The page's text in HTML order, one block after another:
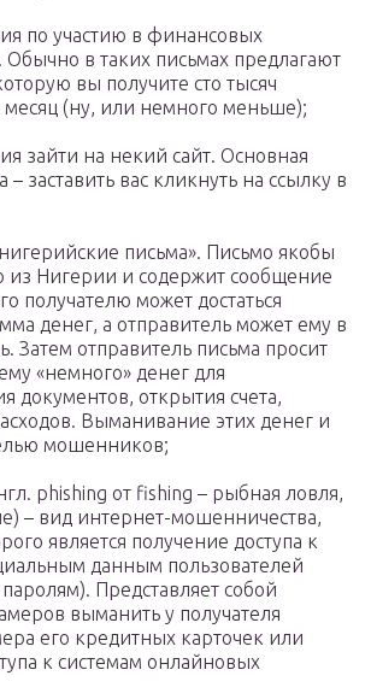
по участию в финансовых
Обычно в таких письмах предлагают
вы получите сто тысяч
месяц (ну, или немного меньше);
зайти на некий сайт. Основная
– заставить вас кликнуть на ссылку в
письма». Письмо якобы
из Нигерии и содержит сообщение
получателю может достаться
денег, а отправитель может ему в
Затем отправитель письма просит
«немного» денег для
документов, открытия счета,
Выманивание этих денег и
мошенников;
phishing от fishing – рыбная ловля,
– вид интернет-мошенничества,
является получение доступа к
данным пользователей
Представляет собой
выманить у получателя
его кредитных карточек или
к системам онлайновых